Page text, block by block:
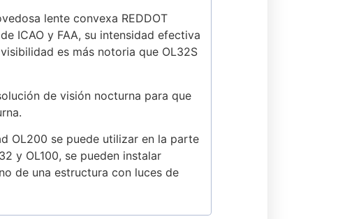
lente convexa REDDOT
ICAO y FAA, su intensidad efectiva
es más notoria que OL32S
de visión nocturna para que
OL200 se puede utilizar en la parte
y OL100, se pueden instalar
de una estructura con luces de